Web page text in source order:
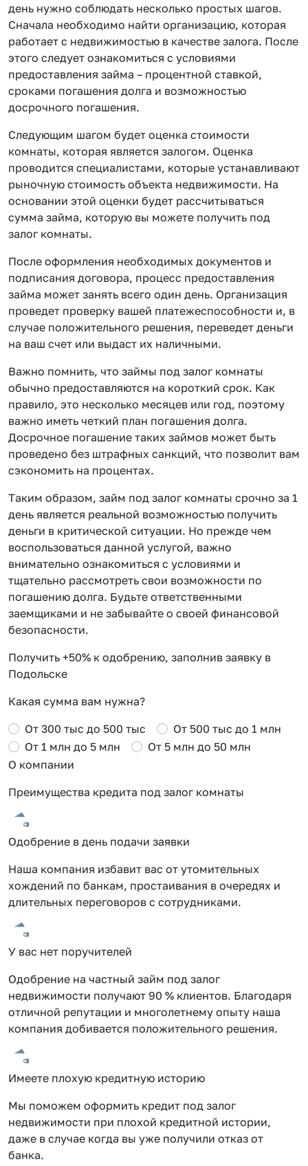
день нужно соблюдать несколько простых шагов.
Сначала необходимо найти организацию, которая
работает с недвижимостью в качестве залога. После
этого следует ознакомиться с условиями
предоставления займа – процентной ставкой,
сроками погашения долга и возможностью
досрочного погашения.
Следующим шагом будет оценка стоимости
комнаты, которая является залогом. Оценка
проводится специалистами, которые устанавливают
рыночную стоимость объекта недвижимости. На
основании этой оценки будет рассчитываться
сумма займа, которую вы можете получить под
залог комнаты.
После оформления необходимых документов и
подписания договора, процесс предоставления
займа может занять всего один день. Организация
проведет проверку вашей платежеспособности и, в
случае положительного решения, переведет деньги
на ваш счет или выдаст их наличными.
Важно помнить, что займы под залог комнаты
обычно предоставляются на короткий срок. Как
правило, это несколько месяцев или год, поэтому
важно иметь четкий план погашения долга.
Досрочное погашение таких займов может быть
проведено без штрафных санкций, что позволит вам
сэкономить на процентах.
Таким образом, займ под залог комнаты срочно за 1
день является реальной возможностью получить
деньги в критической ситуации. Но прежде чем
воспользоваться данной услугой, важно
внимательно ознакомиться с условиями и
тщательно рассмотреть свои возможности по
погашению долга. Будьте ответственными
заемщиками и не забывайте о своей финансовой
безопасности.
Получить +50% к одобрению, заполнив заявку в
Подольске
Какая сумма вам нужна?
От 300 тыс до 500 тыс
От 500 тыс до 1 млн
От 1 млн до 5 млн
От 5 млн до 50 млн
О компании
Преимущества кредита под залог комнаты
Одобрение в день подачи заявки
Наша компания избавит вас от утомительных
хождений по банкам, простаивания в очередях и
длительных переговоров с сотрудниками.
У вас нет поручителей
Одобрение на частный займ под залог
недвижимости получают 90 % клиентов. Благодаря
отличной репутации и многолетнему опыту наша
компания добивается положительного решения.
Имеете плохую кредитную историю
Мы поможем оформить кредит под залог
недвижимости при плохой кредитной истории,
даже в случае когда вы уже получили отказ от
банка.